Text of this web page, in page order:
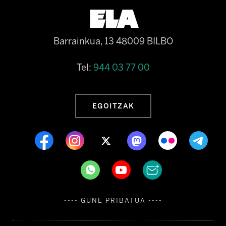
Barrainkua, 13 48009 BILBO
Tel: 944 03 77 00
EGOITZAK
---- GUNE PRIBATUA ----